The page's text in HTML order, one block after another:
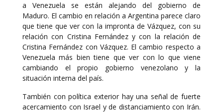
a Venezuela se están alejando del gobierno de
Maduro. El cambio en relación a Argentina parece claro
que tiene que ver con la impronta de Vázquez, con su
relación con Cristina Fernández y con la relación de
Cristina Fernández con Vázquez. El cambio respecto a
Venezuela más bien tiene que ver con lo que viene
cambiando el propio gobierno venezolano y la
situación interna del país.
También con política exterior hay una señal de fuerte
acercamiento con Israel y de distanciamiento con Irán.